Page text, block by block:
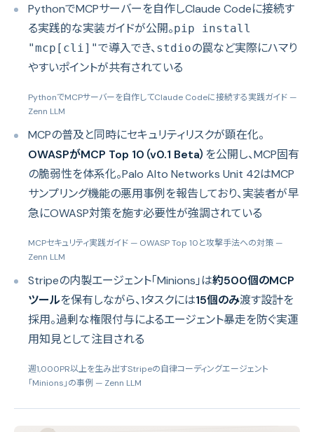
PythonでMCPサーバーを自作しClaude Codeに接続す
る実践的な実装ガイドが公開。pip install
"mcp[cli]"で導入でき、stdioの罠など実際にハマり
やすいポイントが共有されている
PythonでMCPサーバーを自作してClaude Codeに接続する実践ガイド —
Zenn LLM
MCPの普及と同時にセキュリティリスクが顕在化。
OWASPがMCP Top 10（v0.1 Beta） を公開し、MCP固有
の脆弱性を体系化。Palo Alto Networks Unit 42はMCP
サンプリング機能の悪用事例を報告しており、実装者が早
急にOWASP対策を施す必要性が強調されている
MCPセキュリティ実践ガイド — OWASP Top 10と攻撃手法への対策 —
Zenn LLM
Stripeの内製エージェント「Minions」は約500個のMCP
ツールを保有しながら、1タスクには15個のみ渡す設計を
採用。過剰な権限付与によるエージェント暴走を防ぐ実運
用知見として注目される
週1,000PR以上を生み出すStripeの自律コーディングエージェント
「Minions」の事例 — Zenn LLM